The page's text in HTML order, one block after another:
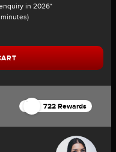
in 2026*
722 Rewards